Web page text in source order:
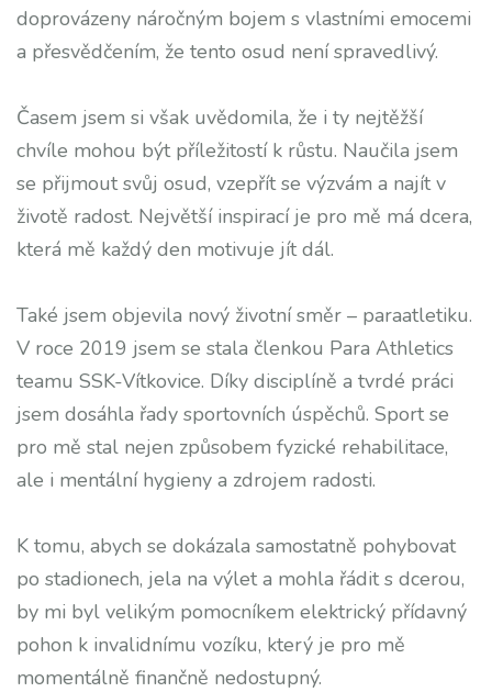
doprovázeny náročným bojem s vlastními emocemi
a přesvědčením, že tento osud není spravedlivý.
Časem jsem si však uvědomila, že i ty nejtěžší
chvíle mohou být příležitostí k růstu. Naučila jsem
se přijmout svůj osud, vzepřít se výzvám a najít v
životě radost. Největší inspirací je pro mě má dcera,
která mě každý den motivuje jít dál.
Také jsem objevila nový životní směr – paraatletiku.
V roce 2019 jsem se stala členkou Para Athletics
teamu SSK-Vítkovice. Díky disciplíně a tvrdé práci
jsem dosáhla řady sportovních úspěchů. Sport se
pro mě stal nejen způsobem fyzické rehabilitace,
ale i mentální hygieny a zdrojem radosti.
K tomu, abych se dokázala samostatně pohybovat
po stadionech, jela na výlet a mohla řádit s dcerou,
by mi byl velikým pomocníkem elektrický přídavný
pohon k invalidnímu vozíku, který je pro mě
momentálně finančně nedostupný.